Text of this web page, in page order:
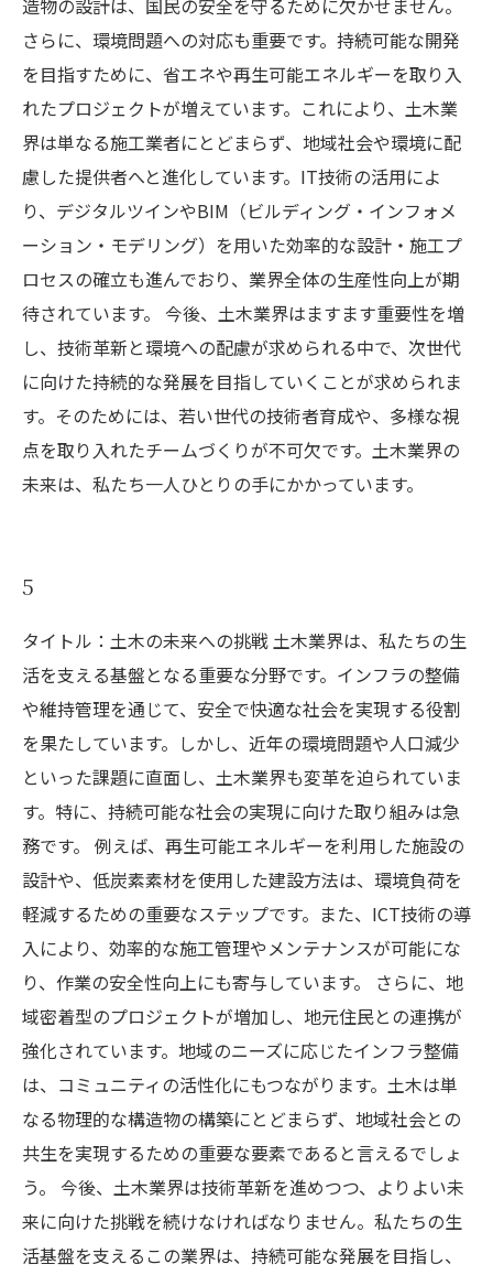
造物の設計は、国民の安全を守るために欠かせません。
さらに、環境問題への対応も重要です。持続可能な開発
を目指すために、省エネや再生可能エネルギーを取り入
れたプロジェクトが増えています。これにより、土木業
界は単なる施工業者にとどまらず、地域社会や環境に配
慮した提供者へと進化しています。IT技術の活用によ
り、デジタルツインやBIM（ビルディング・インフォメ
ーション・モデリング）を用いた効率的な設計・施工プ
ロセスの確立も進んでおり、業界全体の生産性向上が期
待されています。 今後、土木業界はますます重要性を増
し、技術革新と環境への配慮が求められる中で、次世代
に向けた持続的な発展を目指していくことが求められま
す。そのためには、若い世代の技術者育成や、多様な視
点を取り入れたチームづくりが不可欠です。土木業界の
未来は、私たち一人ひとりの手にかかっています。
5
タイトル：土木の未来への挑戦 土木業界は、私たちの生
活を支える基盤となる重要な分野です。インフラの整備
や維持管理を通じて、安全で快適な社会を実現する役割
を果たしています。しかし、近年の環境問題や人口減少
といった課題に直面し、土木業界も変革を迫られていま
す。特に、持続可能な社会の実現に向けた取り組みは急
務です。 例えば、再生可能エネルギーを利用した施設の
設計や、低炭素素材を使用した建設方法は、環境負荷を
軽減するための重要なステップです。また、ICT技術の導
入により、効率的な施工管理やメンテナンスが可能にな
り、作業の安全性向上にも寄与しています。 さらに、地
域密着型のプロジェクトが増加し、地元住民との連携が
強化されています。地域のニーズに応じたインフラ整備
は、コミュニティの活性化にもつながります。土木は単
なる物理的な構造物の構築にとどまらず、地域社会との
共生を実現するための重要な要素であると言えるでしょ
う。 今後、土木業界は技術革新を進めつつ、よりよい未
来に向けた挑戦を続けなければなりません。私たちの生
活基盤を支えるこの業界は、持続可能な発展を目指し、